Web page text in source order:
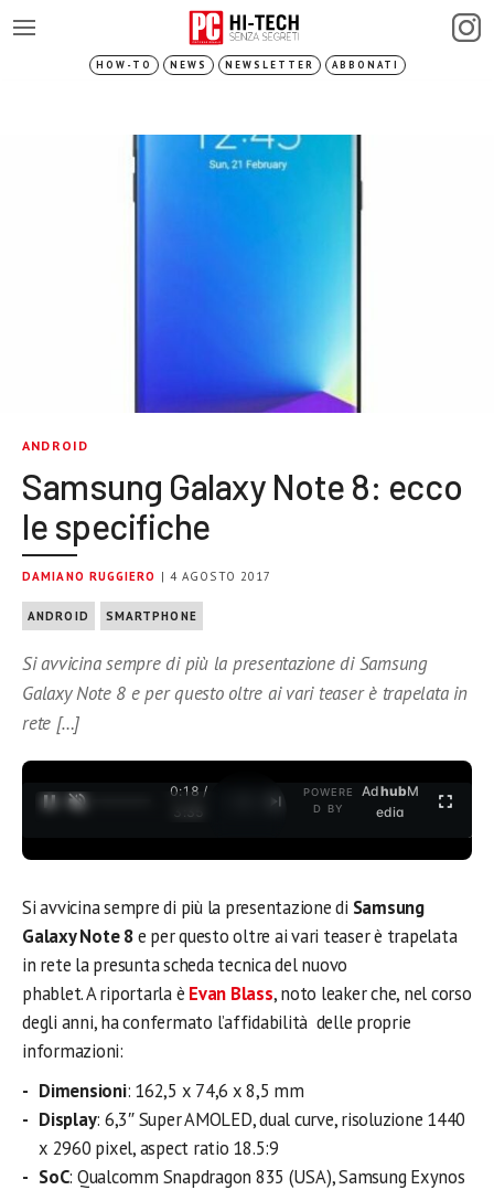
HOW-TO NEWS NEWSLETTER ABBONATI
ANDROID
Samsung Galaxy Note 8: ecco
le specifiche
DAMIANO RUGGIERO | 4 AGOSTO 2017
ANDROID SMARTPHONE
Si avvicina sempre di più la presentazione di Samsung
Galaxy Note 8 e per questo oltre ai vari teaser è trapelata in
rete […]
0:18 /
3:35
POWERE
D BY
AdhubM
edia
Si avvicina sempre di più la presentazione di Samsung
Galaxy Note 8e per questo oltre ai vari teaser è trapelata
in rete la presunta scheda tecnica del nuovo
phablet. A riportarla è Evan Blass, noto leaker che, nel corso
degli anni, ha confermato l’affidabilità delle proprie
informazioni:
Dimensioni: 162,5 x 74,6 x 8,5 mm
Display: 6,3″ Super AMOLED, dual curve, risoluzione 1440
x 2960 pixel, aspect ratio 18.5:9
SoC: Qualcomm Snapdragon 835 (USA), Samsung Exynos